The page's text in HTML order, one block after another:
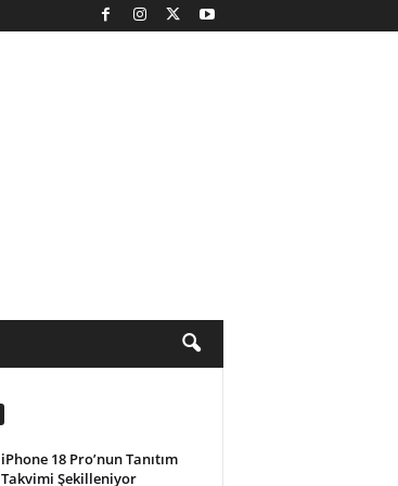
iPhone 18 Pro’nun Tanıtım
Takvimi Şekilleniyor